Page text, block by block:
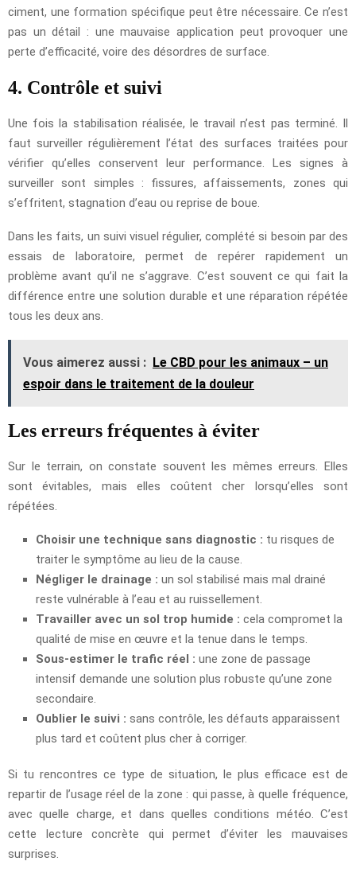
ciment, une formation spécifique peut être nécessaire. Ce n’est
pas un détail : une mauvaise application peut provoquer une
perte d’efficacité, voire des désordres de surface.
4. Contrôle et suivi
Une fois la stabilisation réalisée, le travail n’est pas terminé. Il
faut surveiller régulièrement l’état des surfaces traitées pour
vérifier qu’elles conservent leur performance. Les signes à
surveiller sont simples : fissures, affaissements, zones qui
s’effritent, stagnation d’eau ou reprise de boue.
Dans les faits, un suivi visuel régulier, complété si besoin par des
essais de laboratoire, permet de repérer rapidement un
problème avant qu’il ne s’aggrave. C’est souvent ce qui fait la
différence entre une solution durable et une réparation répétée
tous les deux ans.
Vous aimerez aussi : Le CBD pour les animaux – un
espoir dans le traitement de la douleur
Les erreurs fréquentes à éviter
Sur le terrain, on constate souvent les mêmes erreurs. Elles
sont évitables, mais elles coûtent cher lorsqu’elles sont
répétées.
Choisir une technique sans diagnostic : tu risques de
traiter le symptôme au lieu de la cause.
Négliger le drainage : un sol stabilisé mais mal drainé
reste vulnérable à l’eau et au ruissellement.
Travailler avec un sol trop humide : cela compromet la
qualité de mise en œuvre et la tenue dans le temps.
Sous-estimer le trafic réel : une zone de passage
intensif demande une solution plus robuste qu’une zone
secondaire.
Oublier le suivi : sans contrôle, les défauts apparaissent
plus tard et coûtent plus cher à corriger.
Si tu rencontres ce type de situation, le plus efficace est de
repartir de l’usage réel de la zone : qui passe, à quelle fréquence,
avec quelle charge, et dans quelles conditions météo. C’est
cette lecture concrète qui permet d’éviter les mauvaises
surprises.